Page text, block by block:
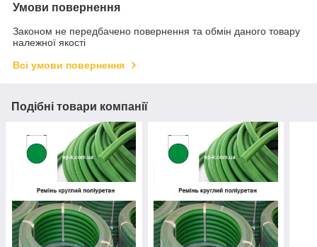
Умови повернення
Законом не передбачено повернення та обмін даного товару
належної якості
Всі умови повернення
Подібні товари компанії